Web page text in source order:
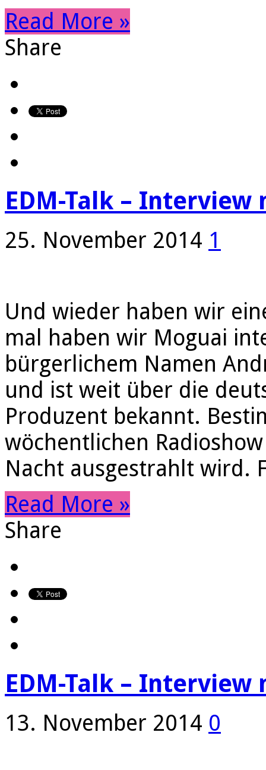
Read More »
Share
EDM-Talk – Interview
25. November 2014 1
Und wieder haben wir
mal haben wir Moguai
bürgerlichem Namen
und ist weit über die
Produzent bekannt.
wöchentlichen Radioshow
Nacht ausgestrahlt wird.
Read More »
Share
EDM-Talk – Interview
13. November 2014 0